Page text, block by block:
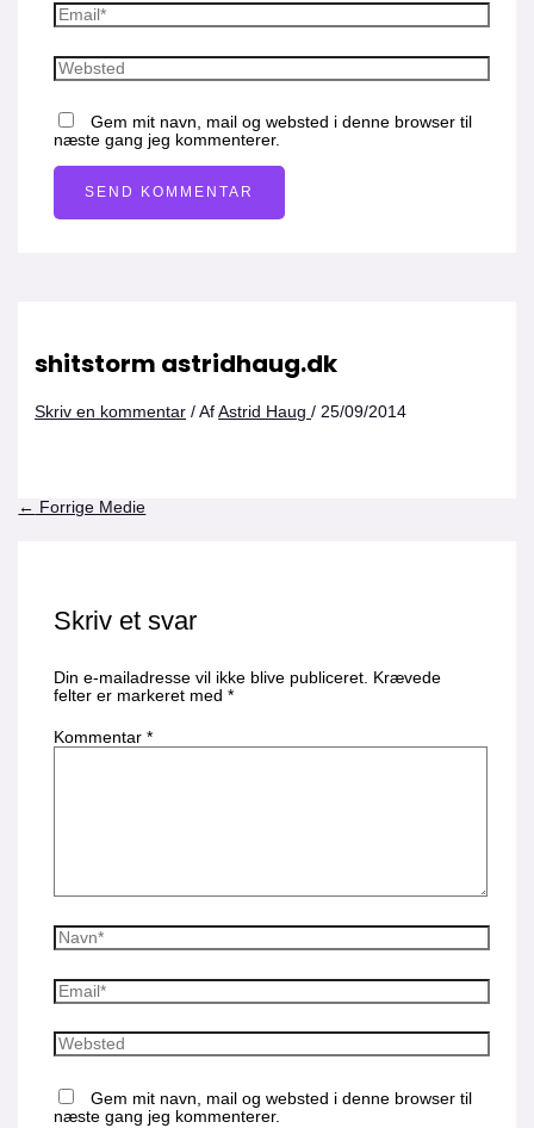
Gem mit navn, mail og websted i denne browser til
næste gang jeg kommenterer.
shitstorm astridhaug.dk
Skriv en kommentar / AfAstrid Haug/25/09/2014
← Forrige Medie
Skriv et svar
Din e-mailadresse vil ikke blive publiceret.
Krævede
felter er markeret med *
Kommentar *
Gem mit navn, mail og websted i denne browser til
næste gang jeg kommenterer.